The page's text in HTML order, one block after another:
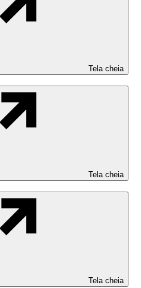
Tela cheia
Tela cheia
Tela cheia